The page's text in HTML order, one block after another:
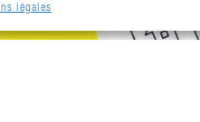
légales